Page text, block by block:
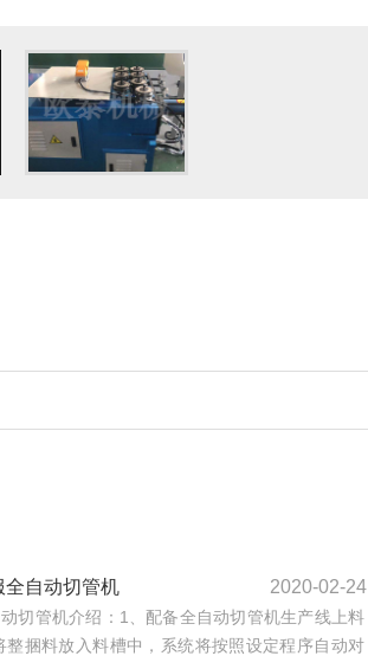
全自动切管机 2020-02-24
切管机介绍：1、配备全自动切管机生产线上料
整捆料放入料槽中，系统将按照设定程序自动对